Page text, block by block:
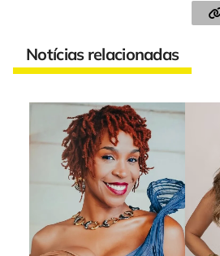
Notícias relacionadas